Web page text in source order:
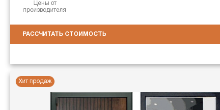
Цены от
производителя
РАССЧИТАТЬ СТОИМОСТЬ
Хит продаж